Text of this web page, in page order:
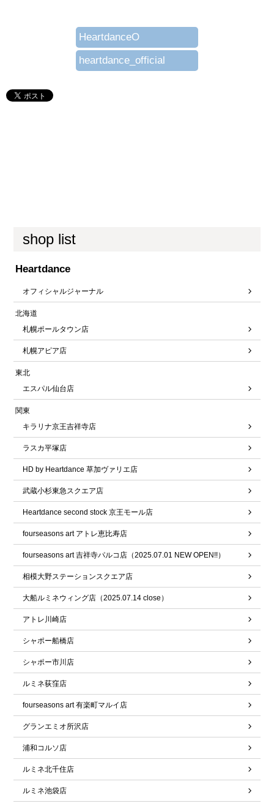
HeartdanceO
heartdance_official
shop list
Heartdance
オフィシャルジャーナル
北海道
札幌ポールタウン店
札幌アピア店
東北
エスパル仙台店
関東
キラリナ京王吉祥寺店
ラスカ平塚店
HD by Heartdance 草加ヴァリエ店
武蔵小杉東急スクエア店
Heartdance second stock 京王モール店
fourseasons art アトレ恵比寿店
fourseasons art 吉祥寺パルコ店（2025.07.01 NEW OPEN!!）
相模大野ステーションスクエア店
大船ルミネウィング店（2025.07.14 close）
アトレ川崎店
シャポー船橋店
シャポー市川店
ルミネ荻窪店
fourseasons art 有楽町マルイ店
グランエミオ所沢店
浦和コルソ店
ルミネ北千住店
ルミネ池袋店